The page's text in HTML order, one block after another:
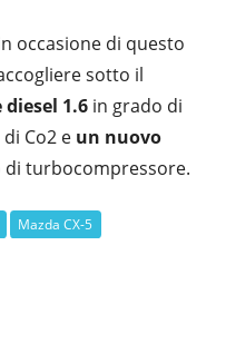
occasione di questo
sotto il
1.6in grado di
di Co2 e un nuovo
turbocompressore.
Mazda CX-5